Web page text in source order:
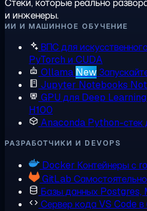
Стеки, которые реально
и инженеры.
ИИ И МАШИННОЕ ОБУЧЕНИЕ
ВПС для
PyTorch и CUDA
Ollama New
Jupyter Notebooks
GPU для Deep Learning
H100
Anaconda Python-стек
РАЗРАБОТЧИКИ И DEVOPS
Docker Контейнеры с
GitLab
Базы данных Postgres,
Сервер кодаVS Code в